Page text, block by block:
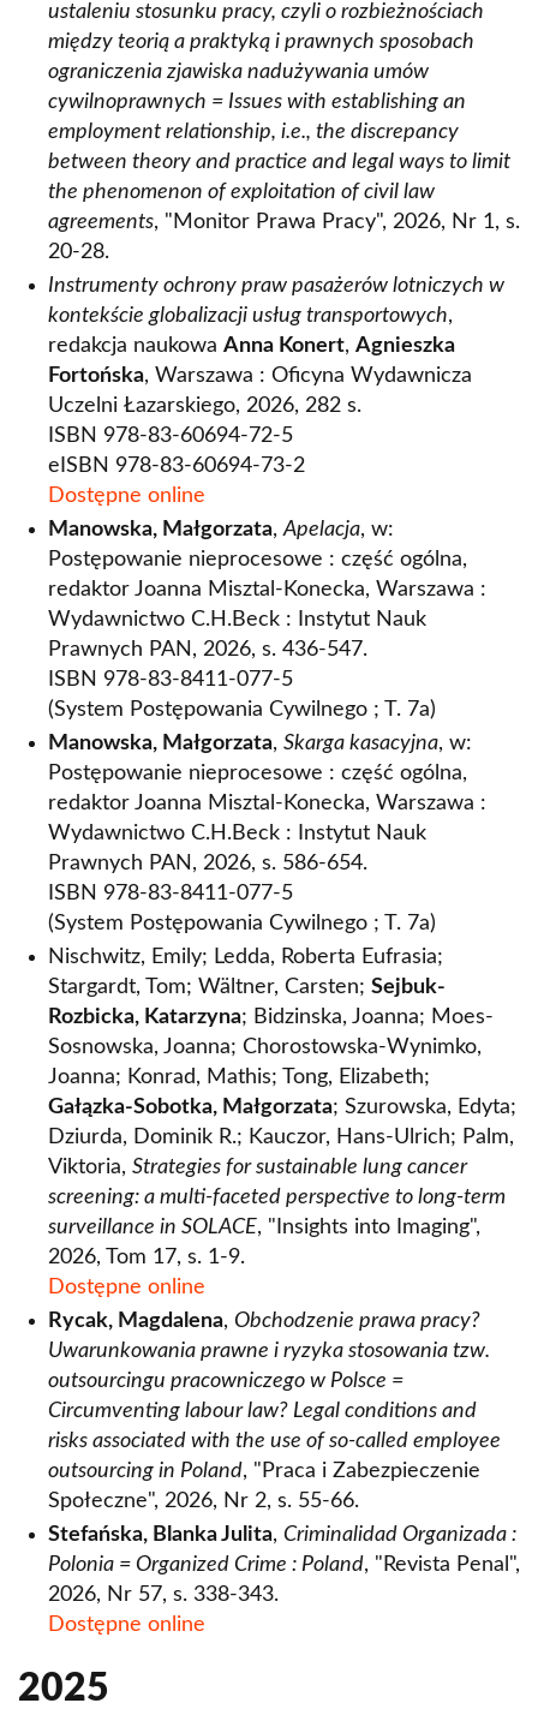
ustaleniu stosunku pracy, czyli o rozbieżnościach
między teorią a praktyką i prawnych sposobach
ograniczenia zjawiska nadużywania umów
cywilnoprawnych = Issues with establishing an
employment relationship, i.e., the discrepancy
between theory and practice and legal ways to limit
the phenomenon of exploitation of civil law
agreements, "Monitor Prawa Pracy", 2026, Nr 1, s.
20-28.
Instrumenty ochrony praw pasażerów lotniczych w
kontekście globalizacji usług transportowych,
redakcja naukowa Anna Konert, Agnieszka
Fortońska, Warszawa : Oficyna Wydawnicza
Uczelni Łazarskiego, 2026, 282 s.
ISBN 978-83-60694-72-5
eISBN 978-83-60694-73-2
Dostępne online
Manowska, Małgorzata,Apelacja, w:
Postępowanie nieprocesowe : część ogólna,
redaktor Joanna Misztal-Konecka, Warszawa :
Wydawnictwo C.H.Beck : Instytut Nauk
Prawnych PAN, 2026, s. 436-547.
ISBN 978-83-8411-077-5
(System Postępowania Cywilnego ; T. 7a)
Manowska, Małgorzata, Skarga kasacyjna, w:
Postępowanie nieprocesowe : część ogólna,
redaktor Joanna Misztal-Konecka, Warszawa :
Wydawnictwo C.H.Beck : Instytut Nauk
Prawnych PAN, 2026, s. 586-654.
ISBN 978-83-8411-077-5
(System Postępowania Cywilnego ; T. 7a)
Nischwitz, Emily; Ledda, Roberta Eufrasia;
Stargardt, Tom; Wältner, Carsten; Sejbuk-
Rozbicka, Katarzyna; Bidzinska, Joanna; Moes-
Sosnowska, Joanna; Chorostowska-Wynimko,
Joanna; Konrad, Mathis; Tong, Elizabeth;
Gałązka-Sobotka, Małgorzata; Szurowska, Edyta;
Dziurda, Dominik R.; Kauczor, Hans-Ulrich; Palm,
Viktoria, Strategies for sustainable lung cancer
screening: a multi-faceted perspective to long-term
surveillance in SOLACE, "Insights into Imaging",
2026, Tom 17, s. 1-9.
Dostępne online
Rycak, Magdalena, Obchodzenie prawa pracy?
Uwarunkowania prawne i ryzyka stosowania tzw.
outsourcingu pracowniczego w Polsce =
Circumventing labour law? Legal conditions and
risks associated with the use of so-called employee
outsourcing in Poland, "Praca i Zabezpieczenie
Społeczne", 2026, Nr 2, s. 55-66.
Stefańska, Blanka Julita, Criminalidad Organizada :
Polonia = Organized Crime : Poland, "Revista Penal",
2026, Nr 57, s. 338-343.
Dostępne online
2025